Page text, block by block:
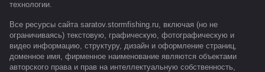
технологии.
Все ресурсы сайта saratov.stormfishing.ru, включая (но не
ограничиваясь) текстовую, графическую, фотографическую и
видео информацию, структуру, дизайн и оформление страниц,
доменное имя, фирменное наименование являются объектами
авторского права и прав на интеллектуальную собственность,